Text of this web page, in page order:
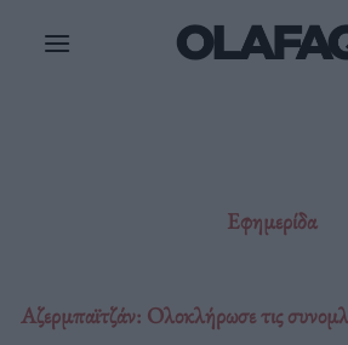
Εφημερίδα
Αζερμπαϊτζάν: Ολοκλήρωσε τις